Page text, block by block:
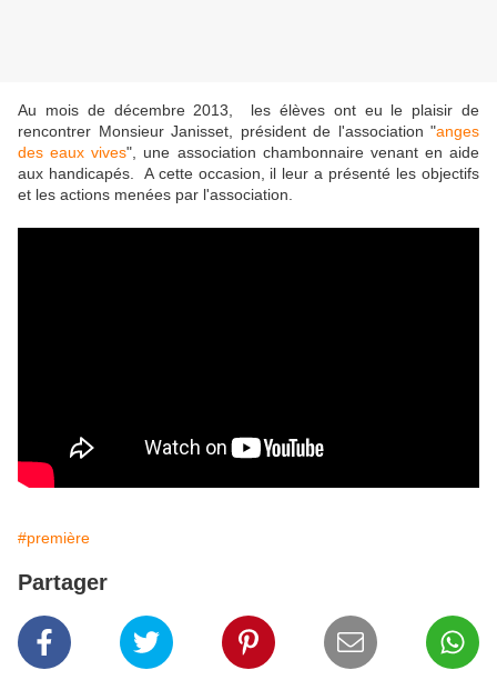
Au mois de décembre 2013, les élèves ont eu le plaisir de
rencontrer Monsieur Janisset, président de l'association "anges
des eaux vives", une association chambonnaire venant en aide
aux handicapés. A cette occasion, il leur a présenté les objectifs
et les actions menées par l'association.
#première
Partager